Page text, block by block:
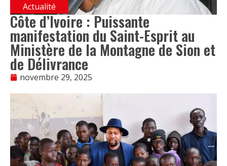
Actualité
Côte d’Ivoire : Puissante
manifestation du Saint-Esprit au
Ministère de la Montagne de Sion et
de Délivrance
novembre 29, 2025